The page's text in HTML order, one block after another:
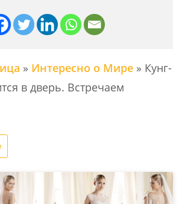
» Интересно о Мире » Кунг-
в дверь. Встречаем